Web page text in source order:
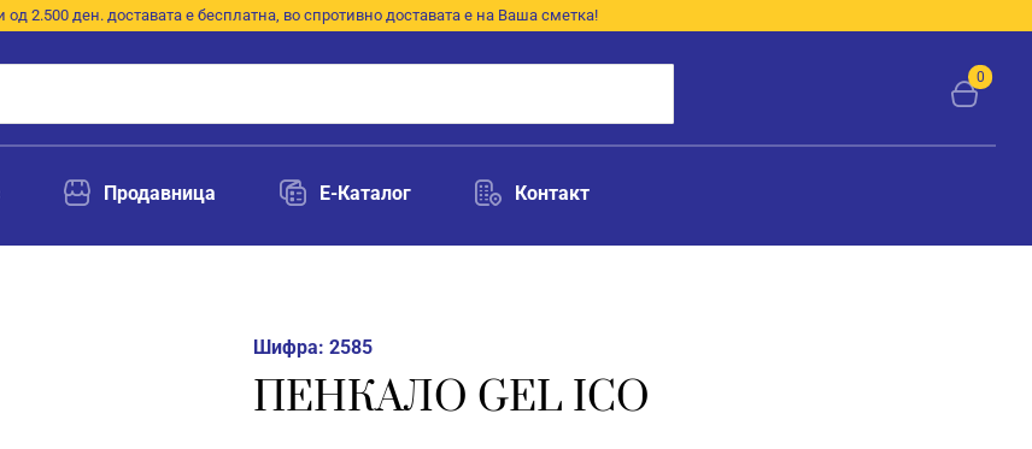
2.500 ден. доставата е бесплатна, во спротивно доставата е на Ваша сметка!
0
Продавница E-Каталог Контакт
Шифра: 2585
ПЕНКАЛО GEL ICO